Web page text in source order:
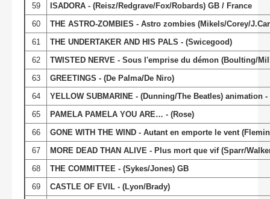
59
ISADORA - (Reisz/Redgrave/Fox/Robards) GB / France
60
THE ASTRO-ZOMBIES - Astro zombies (Mikels/Corey/
61
THE UNDERTAKER AND HIS PALS - (Swicegood)
62
TWISTED NERVE - Sous l'emprise du démon (Boulting/
63
GREETINGS - (De Palma/De Niro)
64
YELLOW SUBMARINE - (Dunning/The Beatles) animation -
65
PAMELA PAMELA YOU ARE… - (Rose)
66
GONE WITH THE WIND - Autant en emporte le vent
67
MORE DEAD THAN ALIVE - Plus mort que vif (Sparr/
68
THE COMMITTEE - (Sykes/Jones) GB
69
CASTLE OF EVIL- (Lyon/Brady)